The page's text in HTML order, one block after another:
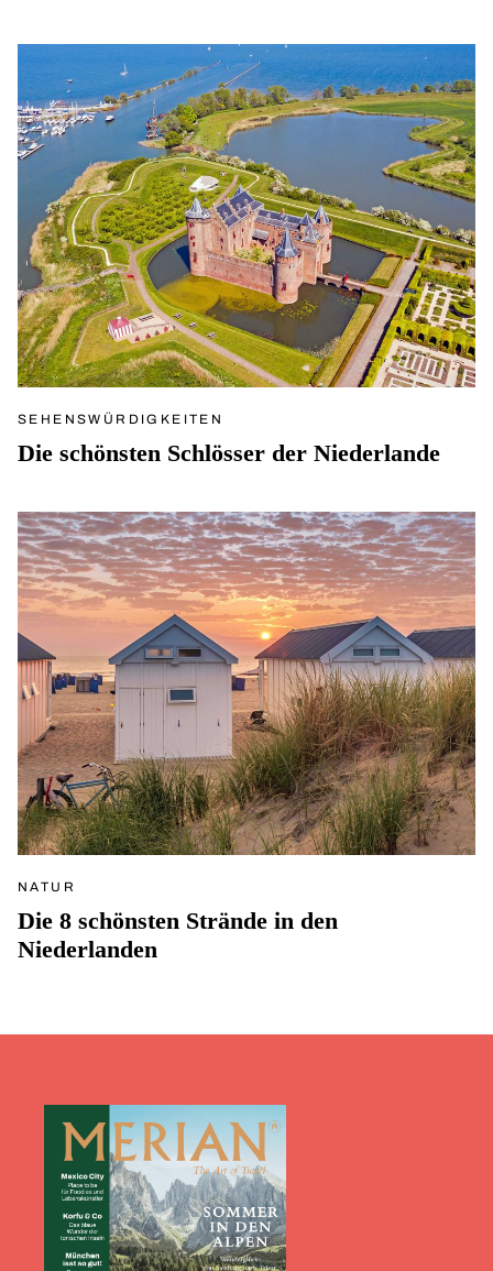
SEHENSWÜRDIGKEITEN
Die schönsten Schlösser der Niederlande
NATUR
Die 8 schönsten Strände in den
Niederlanden